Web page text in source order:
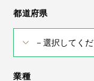
都道府県
業種